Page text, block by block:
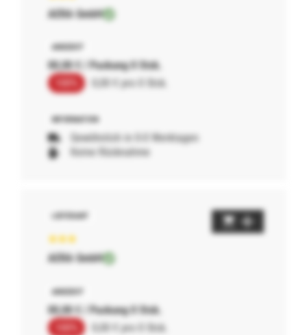
AERA GmbH
00,00 € / Packung 0 Stck.
0,00 € pro 0 Stck.
Gewöhnlich in 0-0 Werktagen
Keine Rücknahme
AERA GmbH
00,00 € / Packung 0 Stck.
0,00 € pro 0 Stck.